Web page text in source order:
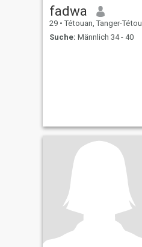
fadwa
29 • Tétouan, Tanger-Tétouan, Marokko
Suche: Männlich 34 - 40